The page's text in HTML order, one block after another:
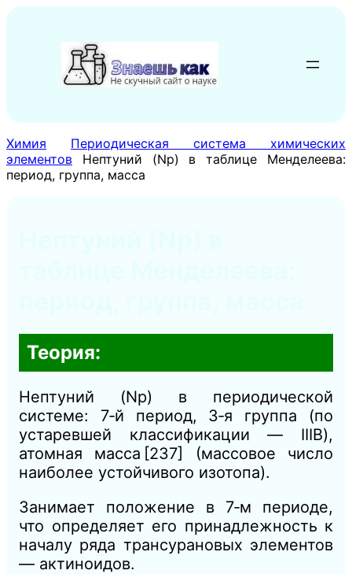
содержимому
Химия
Периодическая система химических
элементов
Нептуний (Np) в таблице Менделеева:
период, группа, масса
Теория:
Нептуний (Np) в периодической
системе: 7‑й период, 3‑я группа (по
устаревшей классификации — IIIB),
атомная масса [237] (массовое число
наиболее устойчивого изотопа).
Занимает положение в 7‑м периоде,
что определяет его принадлежность к
началу ряда трансурановых элементов
— актиноидов.